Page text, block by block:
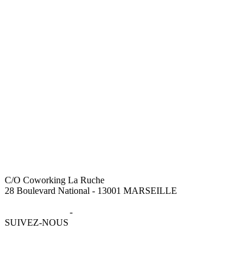
C/O Coworking La Ruche
28 Boulevard National - 13001 MARSEILLE
-
SUIVEZ-NOUS